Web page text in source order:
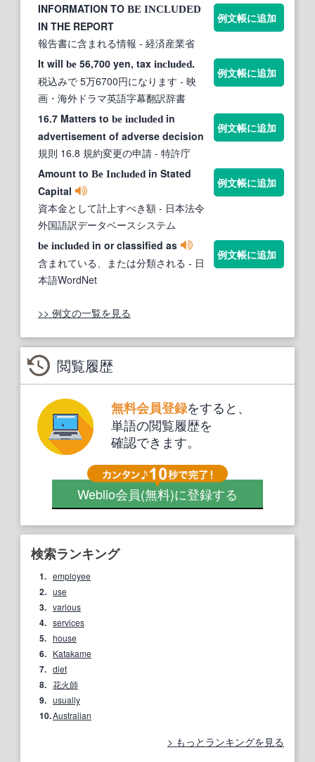
INFORMATION TO BE INCLUDED
IN THE REPORT
報告書に含まれる情報 - 経済産業省
例文帳に追加
It will be 56,700 yen, tax included.
税込みで 5万6700円になります - 映
画・海外ドラマ英語字幕翻訳辞書
例文帳に追加
16.7 Matters to be included in
advertisement of adverse decision
規則 16.8 規約変更の申請 - 特許庁
例文帳に追加
Amount to Be Included in Stated
Capital
資本金として計上すべき額 - 日本法令
外国語訳データベースシステム
例文帳に追加
be included in or classified as
含まれている、または分類される - 日
本語WordNet
例文帳に追加
>> 例文の一覧を見る
閲覧履歴
無料会員登録をすると、
単語の閲覧履歴を
確認できます。
Weblio会員(無料)に登録する
検索ランキング
1. employee
2. use
3. various
4. services
5. house
6. Katakame
7. diet
8. 花火師
9. usually
10.Australian
もっとランキングを見る